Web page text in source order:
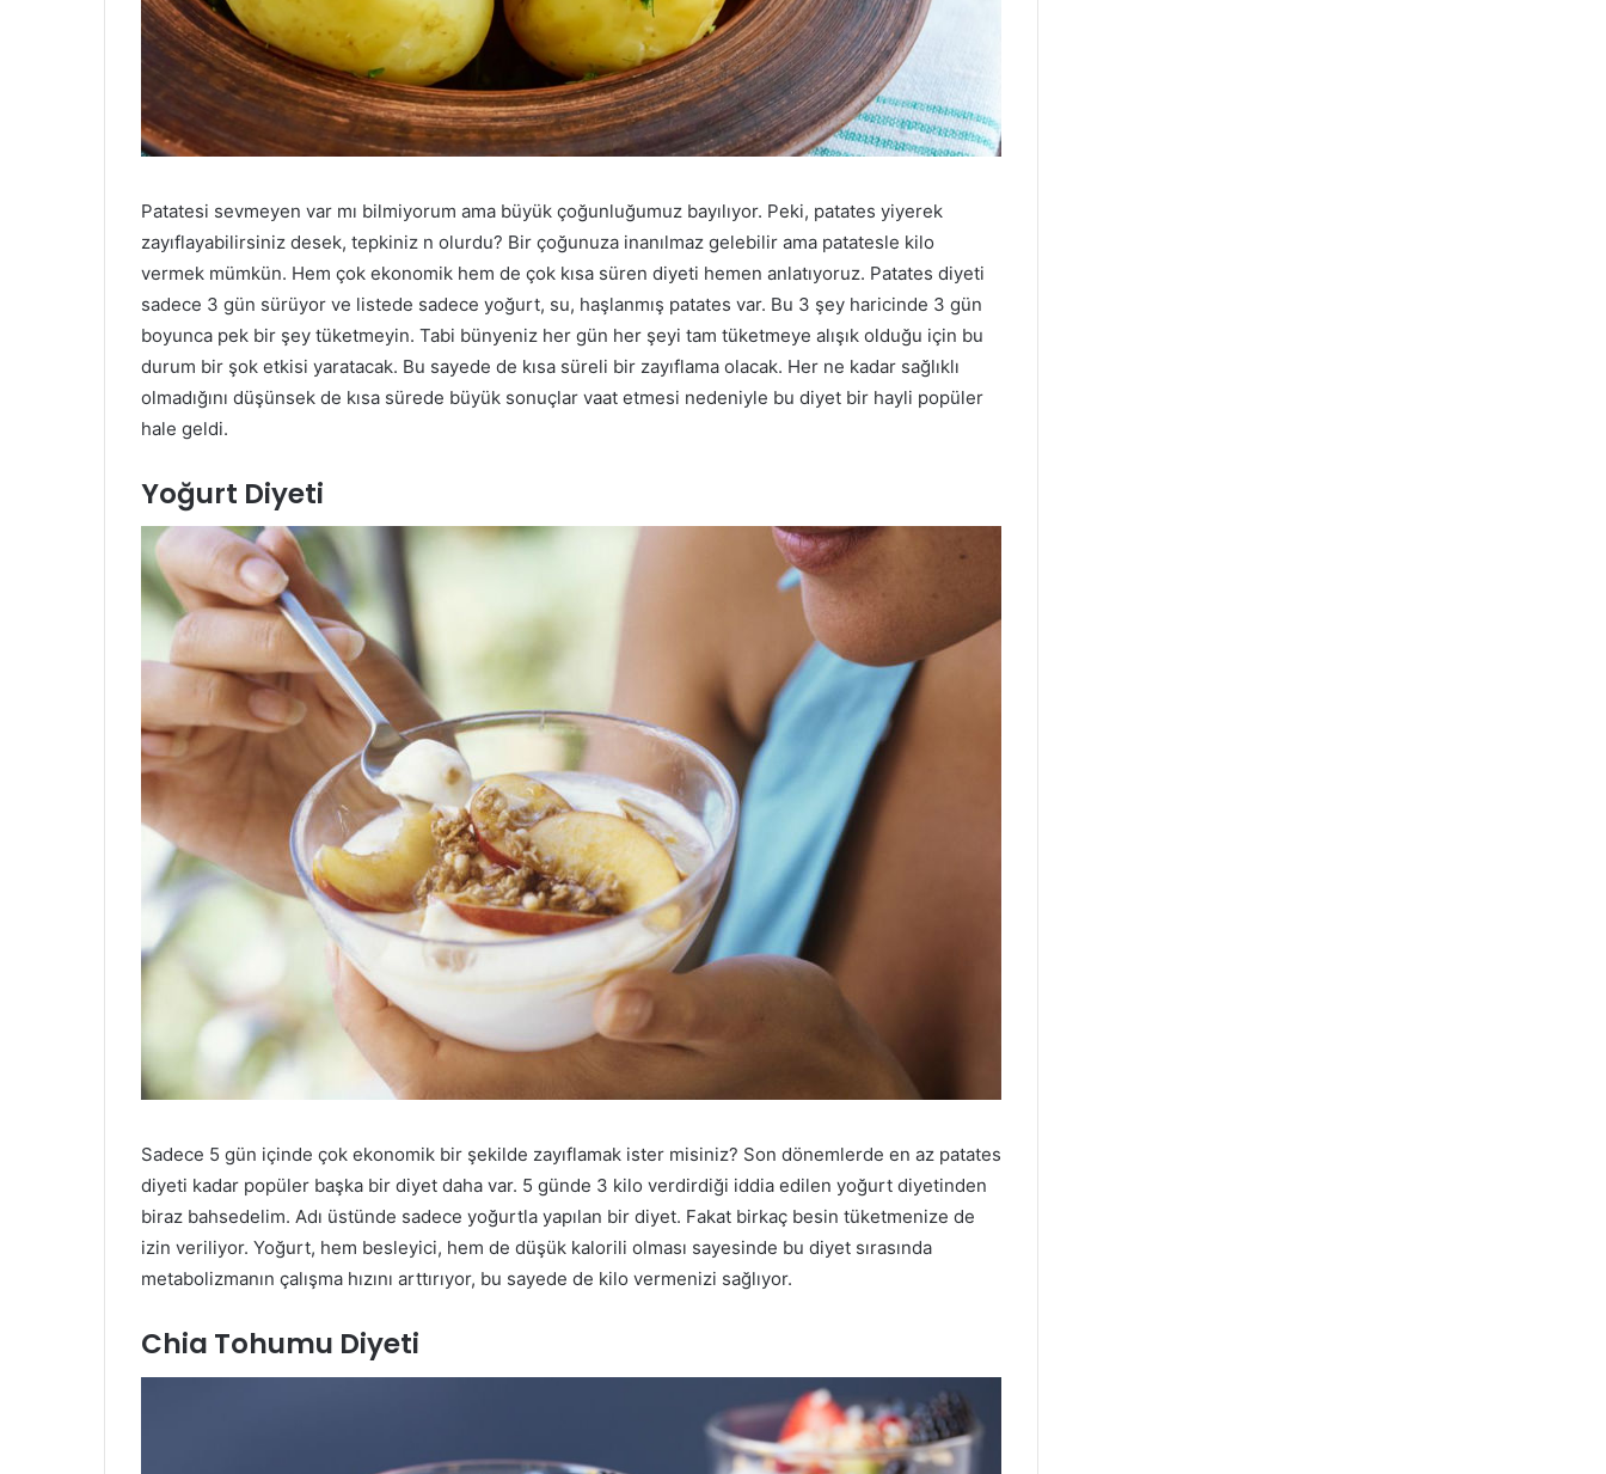
Patatesi sevmeyen var mı bilmiyorum ama büyük çoğunluğumuz bayılıyor. Peki, patates yiyerek
zayıflayabilirsiniz desek, tepkiniz n olurdu? Bir çoğunuza inanılmaz gelebilir ama patatesle kilo
vermek mümkün. Hem çok ekonomik hem de çok kısa süren diyeti hemen anlatıyoruz. Patates diyeti
sadece 3 gün sürüyor ve listede sadece yoğurt, su, haşlanmış patates var. Bu 3 şey haricinde 3 gün
boyunca pek bir şey tüketmeyin. Tabi bünyeniz her gün her şeyi tam tüketmeye alışık olduğu için bu
durum bir şok etkisi yaratacak. Bu sayede de kısa süreli bir zayıflama olacak. Her ne kadar sağlıklı
olmadığını düşünsek de kısa sürede büyük sonuçlar vaat etmesi nedeniyle bu diyet bir hayli popüler
hale geldi.
Yoğurt Diyeti
Sadece 5 gün içinde çok ekonomik bir şekilde zayıflamak ister misiniz? Son dönemlerde en az patates
diyeti kadar popüler başka bir diyet daha var. 5 günde 3 kilo verdirdiği iddia edilen yoğurt diyetinden
biraz bahsedelim. Adı üstünde sadece yoğurtla yapılan bir diyet. Fakat birkaç besin tüketmenize de
izin veriliyor. Yoğurt, hem besleyici, hem de düşük kalorili olması sayesinde bu diyet sırasında
metabolizmanın çalışma hızını arttırıyor, bu sayede de kilo vermenizi sağlıyor.
Chia Tohumu Diyeti